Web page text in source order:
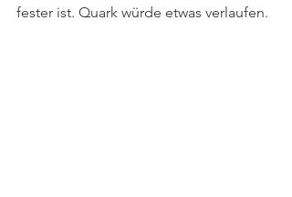
fester ist. Quark würde etwas verlaufen.